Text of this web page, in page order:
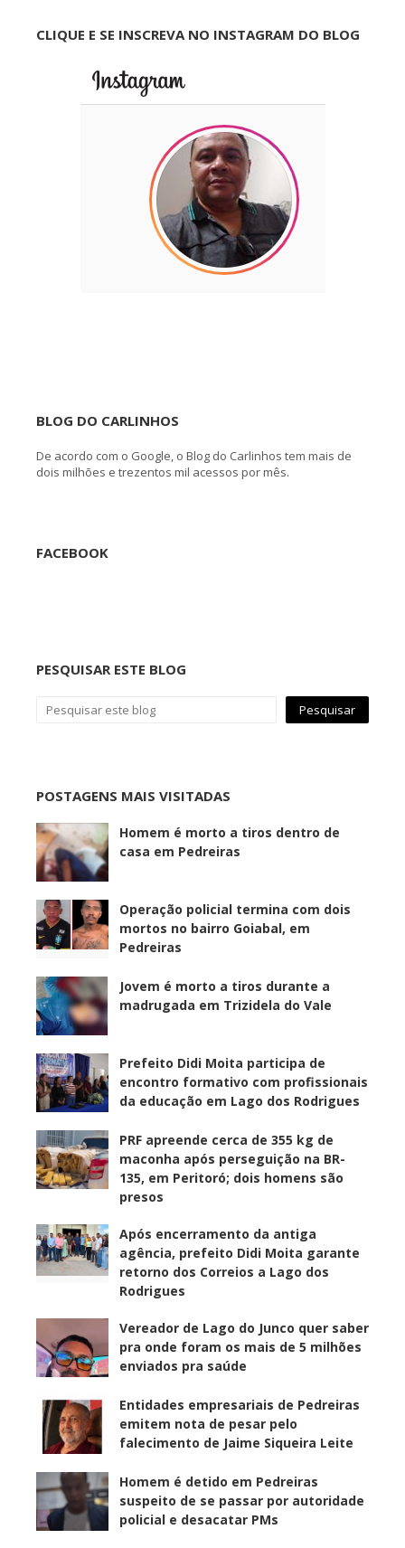
CLIQUE E SE INSCREVA NO INSTAGRAM DO BLOG
BLOG DO CARLINHOS
De acordo com o Google, o Blog do Carlinhos tem mais de
dois milhões e trezentos mil acessos por mês.
FACEBOOK
PESQUISAR ESTE BLOG
POSTAGENS MAIS VISITADAS
Homem é morto a tiros dentro de
casa em Pedreiras
Operação policial termina com dois
mortos no bairro Goiabal, em
Pedreiras
Jovem é morto a tiros durante a
madrugada em Trizidela do Vale
Prefeito Didi Moita participa de
encontro formativo com profissionais
da educação em Lago dos Rodrigues
PRF apreende cerca de 355 kg de
maconha após perseguição na BR-
135, em Peritoró; dois homens são
presos
Após encerramento da antiga
agência, prefeito Didi Moita garante
retorno dos Correios a Lago dos
Rodrigues
Vereador de Lago do Junco quer saber
pra onde foram os mais de 5 milhões
enviados pra saúde
Entidades empresariais de Pedreiras
emitem nota de pesar pelo
falecimento de Jaime Siqueira Leite
Homem é detido em Pedreiras
suspeito de se passar por autoridade
policial e desacatar PMs